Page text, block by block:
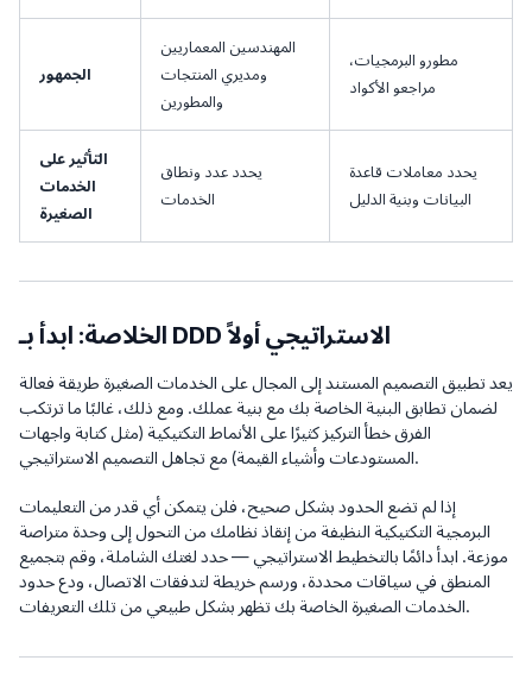
الجمهور
المهندسين المعماريين
ومديري المنتجات
والمطورين
مطورو البرمجيات،
مراجعو الأكواد
التأثير على
الخدمات
الصغيرة
يحدد عدد ونطاق
الخدمات
يحدد معاملات قاعدة
البيانات وبنية الدليل
الخلاصة: ابدأ بـ DDD الاستراتيجي أولاً
يعد تطبيق التصميم المستند إلى المجال على الخدمات الصغيرة طريقة فعالة
لضمان تطابق البنية الخاصة بك مع بنية عملك. ومع ذلك، غالبًا ما ترتكب
الفرق خطأ التركيز كثيرًا على الأنماط التكتيكية (مثل كتابة واجهات
المستودعات وأشياء القيمة) مع تجاهل التصميم الاستراتيجي.
إذا لم تضع الحدود بشكل صحيح، فلن يتمكن أي قدر من التعليمات
البرمجية التكتيكية النظيفة من إنقاذ نظامك من التحول إلى وحدة متراصة
موزعة. ابدأ دائمًا بالتخطيط الاستراتيجي — حدد لغتك الشاملة، وقم بتجميع
المنطق في سياقات محددة، ورسم خريطة لتدفقات الاتصال، ودع حدود
الخدمات الصغيرة الخاصة بك تظهر بشكل طبيعي من تلك التعريفات.